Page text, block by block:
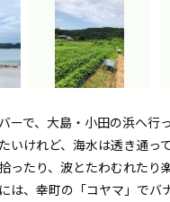
ーで、大島・小田の浜へ行
いけれど、海水は透き通っ
ったり、波とたわむれたり
は、幸町の「コヤマ」でバ